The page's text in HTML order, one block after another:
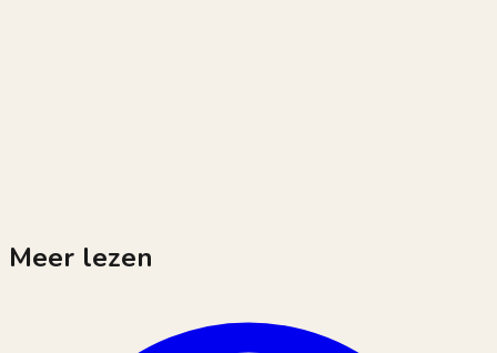
Meer lezen